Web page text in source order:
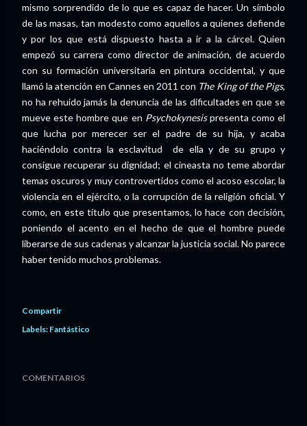
mismo sorprendido de lo que es capaz de hacer. Un símbolo
de las masas, tan modesto como aquellos a quienes defiende
y por los que está dispuesto hasta a ir a la cárcel. Quien
empezó su carrera como director de animación, de acuerdo
con su formación universitaria en pintura occidental, y que
llamó la atención en Cannes en 2011 con The King of the Pigs,
no ha rehuido jamás la denuncia de las dificultades en que se
mueve este hombre que en Psychokynesispresenta como el
que lucha por merecer ser el padre de su hija, y acaba
haciéndolo contra la esclavitud de ella y de su grupo y
consigue recuperar su dignidad; el cineasta no teme abordar
temas oscuros y muy controvertidos como el acoso escolar, la
violencia en el ejército, o la corrupción de la religión oficial. Y
como, en este título que presentamos, lo hace con decisión,
poniendo el acento en el hecho de que el hombre puede
liberarse de sus cadenas y alcanzar la justicia social. No parece
haber tenido muchos problemas.
Compartir
Labels: Fantástico
COMENTARIOS